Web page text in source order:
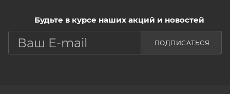
сухости и стянутости. Имеет жидкую текстуру.
Впитывается полностью, не оставляет жирного
блеска и ощущения
Будьте в курсе наших акций и новостей
ПОДПИСАТЬСЯ